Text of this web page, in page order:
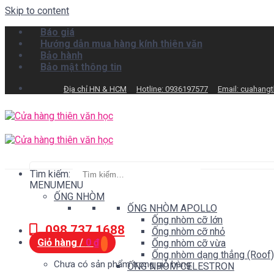
Skip to content
Báo giá
Hướng dẫn mua hàng kính thiên văn
Bảo hành
Bảo mật thông tin
Địa chỉ HN & HCM Hotline: 0936197577 Email:
Tìm kiếm:
098.737.1688
Giỏ hàng / 0 ₫
Chưa có sản phẩm trong giỏ hàng.
MENUMENU
ỐNG NHÒM
ỐNG NHÒM APOLLO
Ống nhòm cỡ lớn
Ống nhòm cỡ nhỏ
Ống nhòm cỡ vừa
Ống nhòm dạng thẳng (Roof)
ỐNG NHÒM CELESTRON